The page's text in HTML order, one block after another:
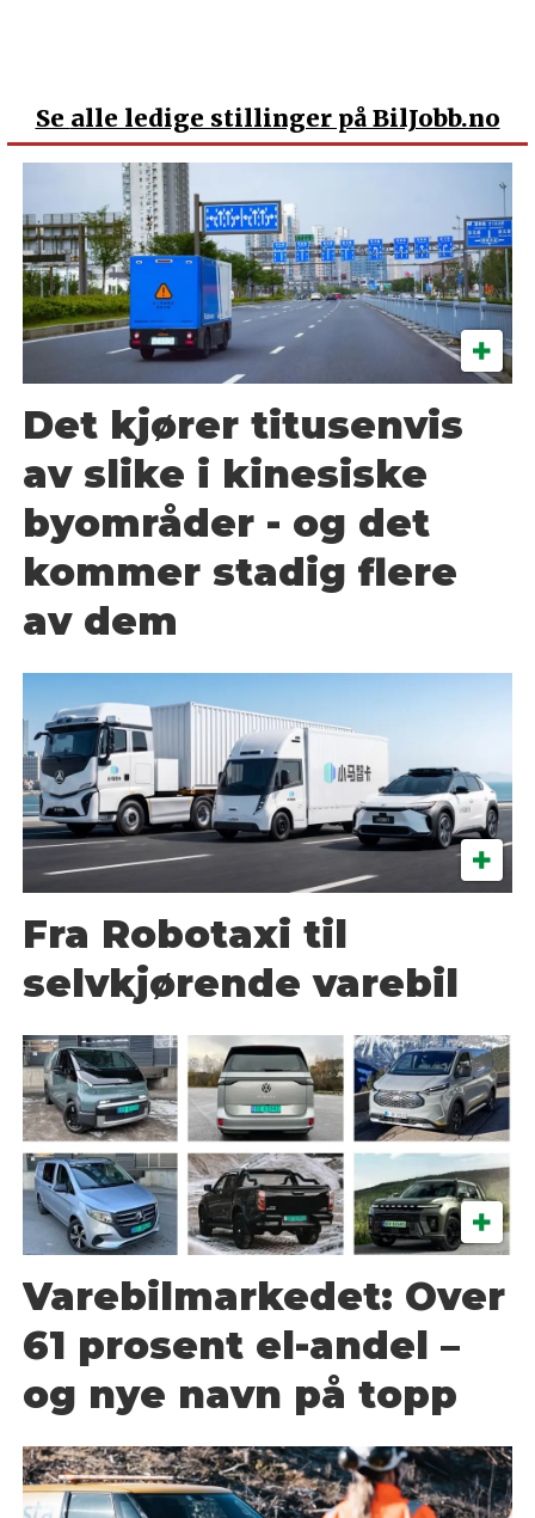
Se alle ledige stillinger på BilJobb.no
Det kjører titusenvis
av slike i kinesiske
byområder - og det
kommer stadig flere
av dem
Fra Robotaxi til
selvkjørende varebil
Varebilmarkedet: Over
61 prosent el-andel –
og nye navn på topp